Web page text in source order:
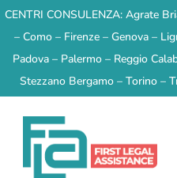
CENTRI CONSULENZA: Agrate
– Como – Firenze – Genova –
Padova – Palermo – Reggio
Stezzano Bergamo – Torino –